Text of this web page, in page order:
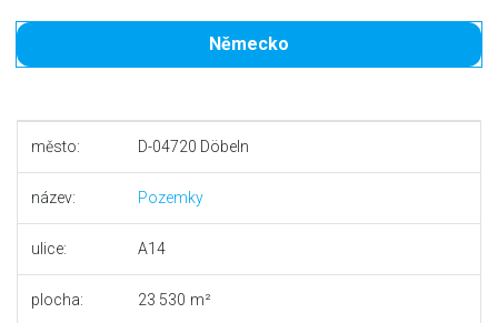
Německo
město: D-04720 Döbeln
název: Pozemky
ulice: A14
plocha: 23 530